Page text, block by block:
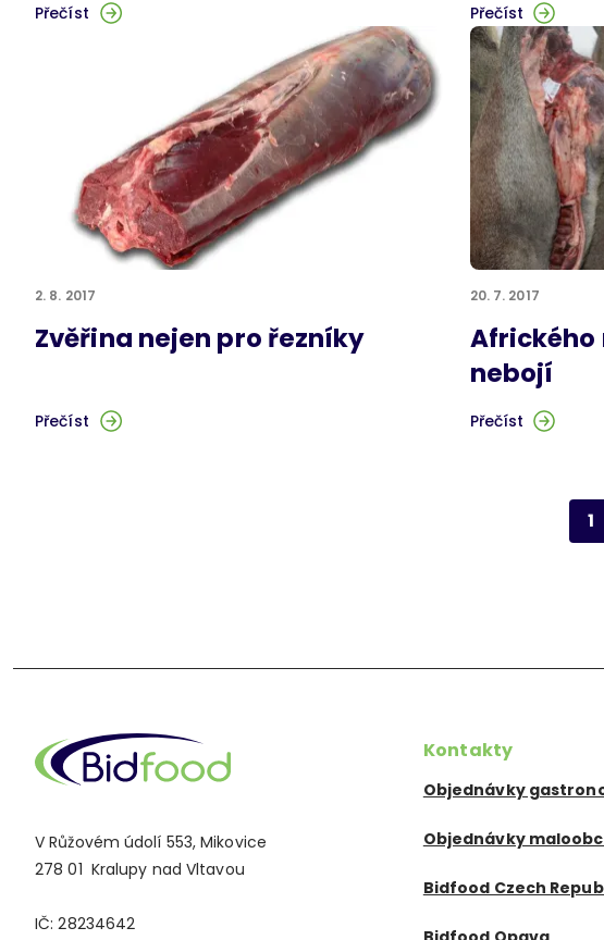
Přečíst Přečíst
2. 8. 2017
Zvěřina nejen pro řezníky
Přečíst
20. 7. 2017
Afrického
nebojí
Přečíst
1
V Růžovém údolí 553, Mikovice
278 01 Kralupy nad Vltavou
IČ: 28234642
Kontakty
Objednávky
Objednávky
Bidfood Czech